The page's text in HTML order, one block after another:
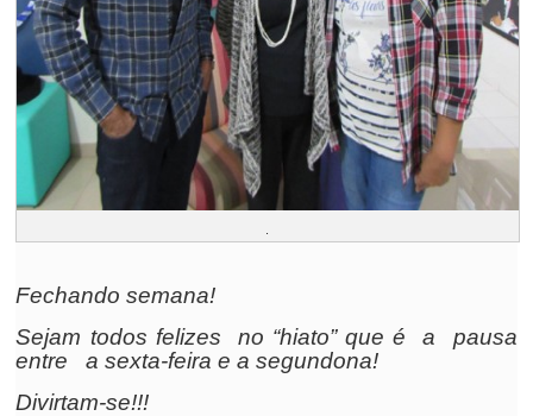
Fechando semana!
Sejam todos felizes no “hiato” que é a pausa
entre a sexta-feira e a segundona!
Divirtam-se!!!